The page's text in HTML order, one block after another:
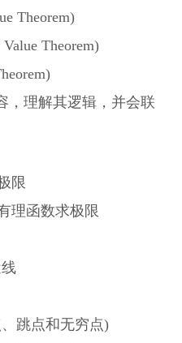
Theorem)
Theorem)
理解其逻辑，并会联
限
函数求极限
跳点和无穷点)